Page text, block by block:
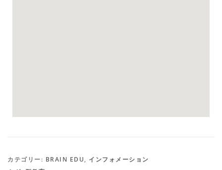
カテゴリー: BRAIN EDU, インフォメーション